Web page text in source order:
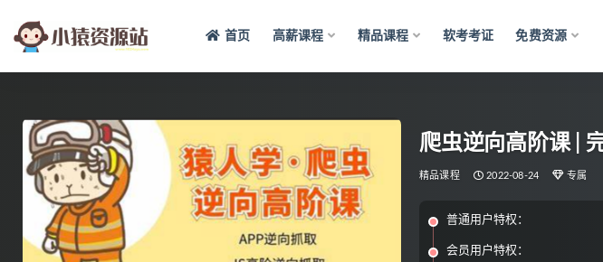
首页 高薪课程 精品课程 软考考证 免费资源
爬虫逆向高阶课 |
精品课程 2022-08-24 专属
普通用户特权：
会员用户特权：